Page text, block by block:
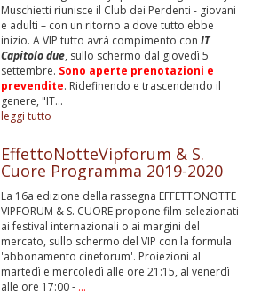
Muschietti riunisce il Club dei Perdenti - giovani
e adulti – con un ritorno a dove tutto ebbe
inizio. A VIP tutto avrà compimento con IT
Capitolo due, sullo schermo dal giovedì 5
settembre. Sono aperte prenotazioni e
prevendite. Ridefinendo e trascendendo il
genere, "IT...
leggi tutto
EffettoNotteVipforum & S.
Cuore Programma 2019-2020
La 16a edizione della rassegna EFFETTONOTTE
VIPFORUM & S. CUORE propone film selezionati
ai festival internazionali o ai margini del
mercato, sullo schermo del VIP con la formula
'abbonamento cineforum'. Proiezioni al
martedì e mercoledì alle ore 21:15, al venerdì
alle ore 17:00 - ...